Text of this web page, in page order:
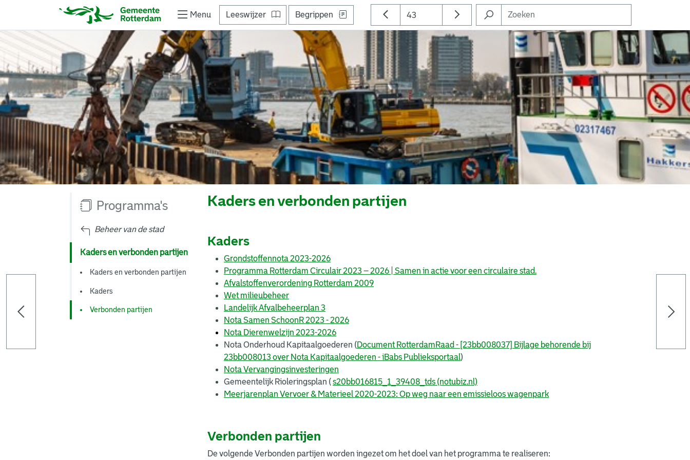
Menu Leeswijzer Begrippen
Programma's
Beheer van de stad
Kaders en verbonden partijen
Kaders en verbonden partijen
Kaders
Verbonden partijen
Kaders en verbonden partijen
Kaders
Grondstoffennota 2023-2026
Programma Rotterdam Circulair 2023 – 2026 | Samen in actie voor een circulaire stad.
Afvalstoffenverordening Rotterdam 2009
Wet milieubeheer
Landelijk Afvalbeheerplan 3
Nota Samen SchoonR 2023 - 2026
Nota Dierenwelzijn 2023-2026
Nota Onderhoud Kapitaalgoederen (Document RotterdamRaad - [23bb008037] Bijlage behorende bij
23bb008013 over Nota Kapitaalgoederen - iBabs Publieksportaal)
Nota Vervangingsinvesteringen
Gemeentelijk Rioleringsplan ( s20bb016815_1_39408_tds (notubiz.nl)
Meerjarenplan Vervoer & Materieel 2020-2023: Op weg naar een emissieloos wagenpark
Verbonden partijen
De volgende Verbonden partijen worden ingezet om het doel van het programma te realiseren: